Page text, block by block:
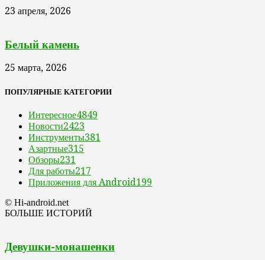
23 апреля, 2026
Белый камень
25 марта, 2026
ПОПУЛЯРНЫЕ КАТЕГОРИИ
Интересное4849
Новости2423
Инструменты381
Азартные315
Обзоры231
Для работы217
Приложения для Android199
© Hi-android.net
БОЛЬШЕ ИСТОРИЙ
Девушки-монашенки